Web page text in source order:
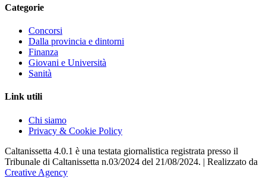
Categorie
Concorsi
Dalla provincia e dintorni
Finanza
Giovani e Università
Sanità
Link utili
Chi siamo
Privacy & Cookie Policy
Caltanissetta 4.0.1 è una testata giornalistica registrata presso il
Tribunale di Caltanissetta n.03/2024 del 21/08/2024. | Realizzato da
Creative Agency